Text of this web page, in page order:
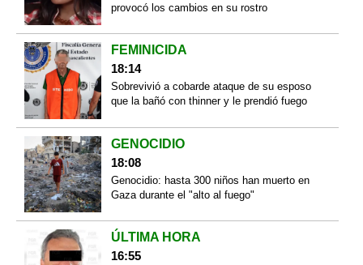
provocó los cambios en su rostro
FEMINICIDA
18:14
Sobrevivió a cobarde ataque de su esposo
que la bañó con thinner y le prendió fuego
GENOCIDIO
18:08
Genocidio: hasta 300 niños han muerto en
Gaza durante el "alto al fuego"
ÚLTIMA HORA
16:55